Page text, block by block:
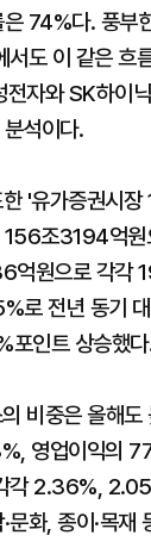
74%다. 풍부
서도 이 같은 흐
자와 SK하이
석이다.
'유가증권시
156조3194억
억원으로 각각
로 전년 동기
인트 상승했
비중은 올해
영업이익의
각 2.36%,
문화, 종이·목